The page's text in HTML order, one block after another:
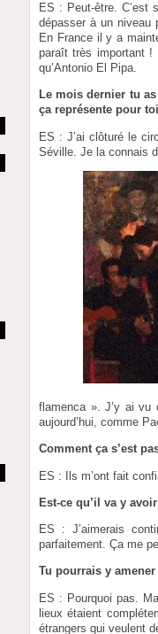
ES : Peut-être. C’est
dépasser à un niveau
En France il y a
paraît très important !
qu’Antonio El Pipa.
Le mois dernier tu
ça représente pour
ES : J’ai clôturé le
Séville. Je la connais
flamenca ». J’y ai vu
aujourd’hui, comme
Comment ça s’est
ES : Ils m’ont fait
Est-ce qu’il va y
ES : J’aimerais
parfaitement. Ça me
Tu pourrais y
ES : Pourquoi pas.
lieux étaient
étrangers qui veulent